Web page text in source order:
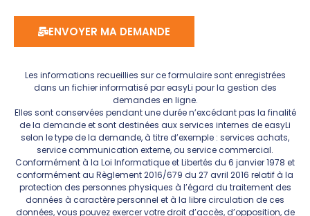
ENVOYER MA DEMANDE
Les informations recueillies sur ce formulaire sont enregistrées
dans un fichier informatisé par easyLi pour la gestion des
demandes en ligne.
Elles sont conservées pendant une durée n’excédant pas la finalité
de la demande et sont destinées aux services internes de easyLi
selon le type de la demande, à titre d’exemple : services achats,
service communication externe, ou service commercial.
Conformément à la Loi Informatique et Libertés du 6 janvier 1978 et
conformément au Règlement 2016/679 du 27 avril 2016 relatif à la
protection des personnes physiques à l’égard du traitement des
données à caractère personnel et à la libre circulation de ces
données, vous pouvez exercer votre droit d’accès, d’opposition, de